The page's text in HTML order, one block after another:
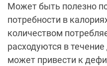
Может быть полезно
потребности в
количеством
расходуются в
может привести к